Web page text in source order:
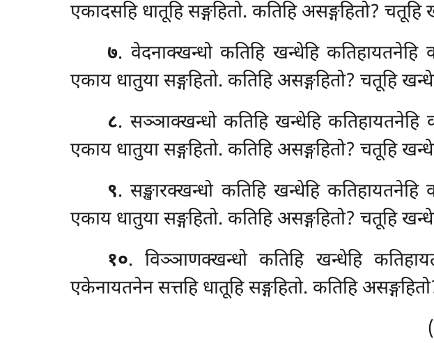
एकादसहि धातूहि सङ्गहितो. कतिहि असङ्गहितो?
७. वेदनाक्खन्धो कतिहि खन्धेहि
एकाय धातुया सङ्गहितो. कतिहि असङ्गहितो? चतूहि
८. सञ्ञाक्खन्धो कतिहि खन्धेहि
एकाय धातुया सङ्गहितो. कतिहि असङ्गहितो? चतूहि
९. सङ्खारक्खन्धो कतिहि खन्धेहि
एकाय धातुया सङ्गहितो. कतिहि असङ्गहितो? चतूहि
१०. विञ्ञाणक्खन्धोकतिहि खन्धेहि
एकेनायतनेन सत्तहि धातूहि सङ्गहितो. कतिहि